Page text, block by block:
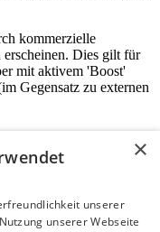
kommerzielle
erscheinen. Dies gilt für
mit aktivem 'Boost'
Gegensatz zu externen
×
unserer
unserer Webseite